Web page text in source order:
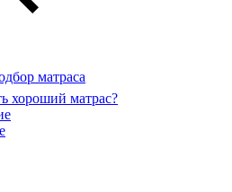
матраса
хороший матрас?